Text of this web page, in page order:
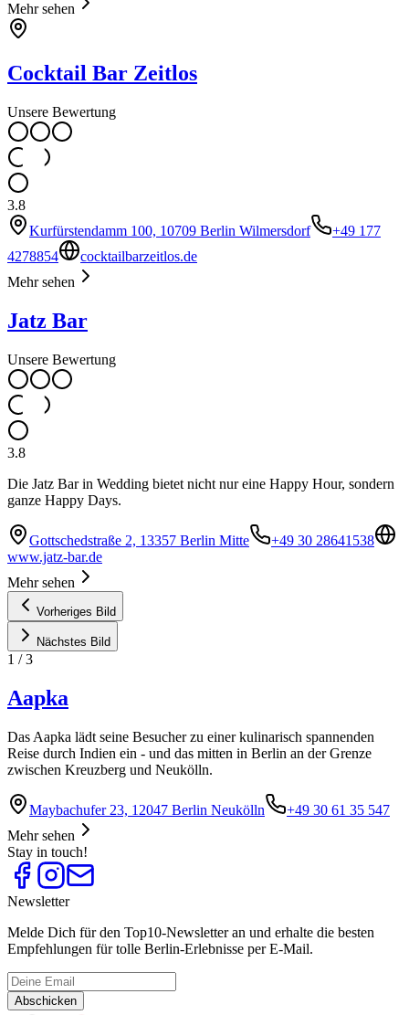
Mehr sehen
Cocktail Bar Zeitlos
Unsere Bewertung
3.8
Kurfürstendamm 100, 10709 Berlin Wilmersdorf
+49 177
4278854
cocktailbarzeitlos.de
Mehr sehen
Jatz Bar
Unsere Bewertung
3.8
Die Jatz Bar in Wedding bietet nicht nur eine Happy Hour, sondern
ganze Happy Days.
Gottschedstraße 2, 13357 Berlin Mitte
+49 30 28641538
www.jatz-bar.de
Mehr sehen
Vorheriges Bild
Nächstes Bild
1 /3
Aapka
Das Aapka lädt seine Besucher zu einer kulinarisch spannenden
Reise durch Indien ein - und das mitten in Berlin an der Grenze
zwischen Kreuzberg und Neukölln.
Maybachufer 23, 12047 Berlin Neukölln
+49 30 61 35 547
Mehr sehen
Stay in touch!
Newsletter
Melde Dich für den Top10-Newsletter an und erhalte die besten
Empfehlungen für tolle Berlin-Erlebnisse per E-Mail.
Abschicken